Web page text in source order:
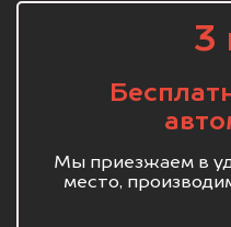
3
Мы приезжаем в
место,